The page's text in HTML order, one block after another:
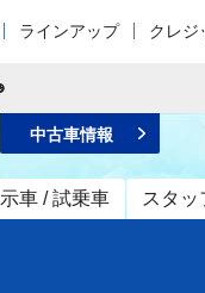
ラインアップ クレジ
車 / 試乗車 スタッ
中古車情報